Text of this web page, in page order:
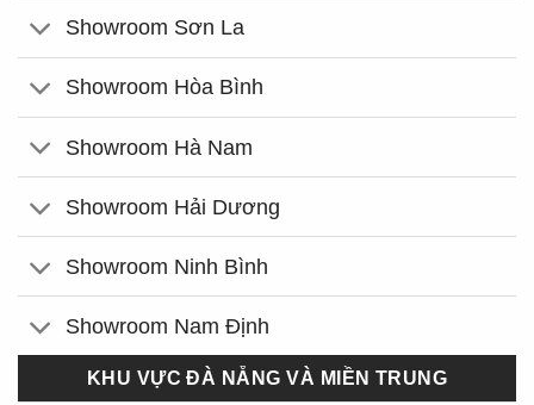
Showroom Sơn La
Showroom Hòa Bình
Showroom Hà Nam
Showroom Hải Dương
Showroom Ninh Bình
Showroom Nam Định
KHU VỰC ĐÀ NẴNG VÀ MIỀN TRUNG